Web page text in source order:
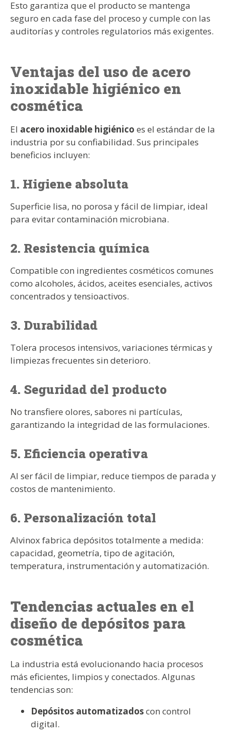
Esto garantiza que el producto se mantenga
seguro en cada fase del proceso y cumple con las
auditorías y controles regulatorios más exigentes.
Ventajas del uso de acero
inoxidable higiénico en
cosmética
El acero inoxidable higiénico es el estándar de la
industria por su confiabilidad. Sus principales
beneficios incluyen:
1. Higiene absoluta
Superficie lisa, no porosa y fácil de limpiar, ideal
para evitar contaminación microbiana.
2. Resistencia química
Compatible con ingredientes cosméticos comunes
como alcoholes, ácidos, aceites esenciales, activos
concentrados y tensioactivos.
3. Durabilidad
Tolera procesos intensivos, variaciones térmicas y
limpiezas frecuentes sin deterioro.
4. Seguridad del producto
No transfiere olores, sabores ni partículas,
garantizando la integridad de las formulaciones.
5. Eficiencia operativa
Al ser fácil de limpiar, reduce tiempos de parada y
costos de mantenimiento.
6. Personalización total
Alvinox fabrica depósitos totalmente a medida:
capacidad, geometría, tipo de agitación,
temperatura, instrumentación y automatización.
Tendencias actuales en el
diseño de depósitos para
cosmética
La industria está evolucionando hacia procesos
más eficientes, limpios y conectados. Algunas
tendencias son:
Depósitos automatizadoscon control
digital.